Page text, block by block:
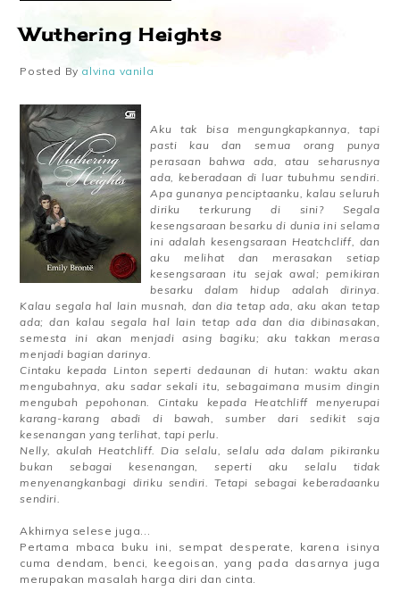
Wuthering Heights
Posted By alvina vanila
Aku tak bisa mengungkapkannya, tapi
pasti kau dan semua orang punya
perasaan bahwa ada, atau seharusnya
ada, keberadaan di luar tubuhmu sendiri.
Apa gunanya penciptaanku, kalau seluruh
diriku terkurung di sini? Segala
kesengsaraan besarku di dunia ini selama
ini adalah kesengsaraan Heatchcliff, dan
aku melihat dan merasakan setiap
kesengsaraan itu sejak awal; pemikiran
besarku dalam hidup adalah dirinya.
Kalau segala hal lain musnah, dan dia tetap ada, aku akan tetap
ada; dan kalau segala hal lain tetap ada dan dia dibinasakan,
semesta ini akan menjadi asing bagiku; aku takkan merasa
menjadi bagian darinya.
Cintaku kepada Linton seperti dedaunan di hutan: waktu akan
mengubahnya, aku sadar sekali itu, sebagaimana musim dingin
mengubah pepohonan. Cintaku kepada Heatchliff menyerupai
karang-karang abadi di bawah, sumber dari sedikit saja
kesenangan yang terlihat, tapi perlu.
Nelly, akulah Heatchliff. Dia selalu, selalu ada dalam pikiranku
bukan sebagai kesenangan, seperti aku selalu tidak
menyenangkanbagi diriku sendiri. Tetapi sebagai keberadaanku
sendiri.
Akhirnya selese juga...
Pertama mbaca buku ini, sempat desperate, karena isinya
cuma dendam, benci, keegoisan, yang pada dasarnya juga
merupakan masalah harga diri dan cinta.